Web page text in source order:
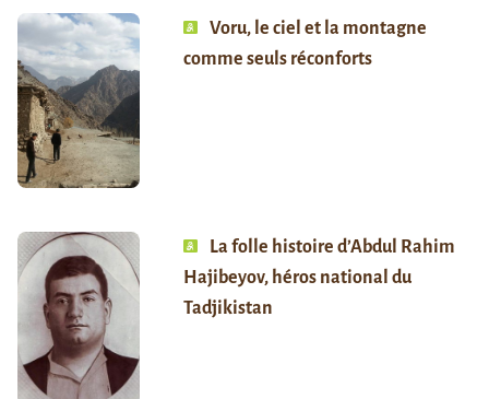
Voru, le ciel et la montagne
comme seuls réconforts
La folle histoire d’Abdul Rahim
Hajibeyov, héros national du
Tadjikistan